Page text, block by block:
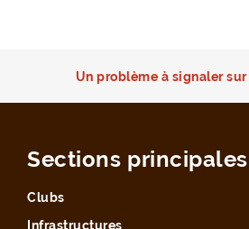
Un problème à signaler
Sections principales
Clubs
Infrastructures